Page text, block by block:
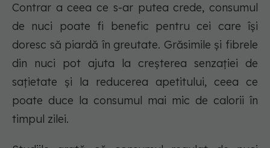
Contrar a ceea ce s-ar putea crede, consumul
de nuci poate fi benefic pentru cei care își
doresc să piardă în greutate. Grăsimile și fibrele
din nuci pot ajuta la creșterea senzației de
sațietate și la reducerea apetitului, ceea ce
poate duce la consumul mai mic de calorii în
timpul zilei.